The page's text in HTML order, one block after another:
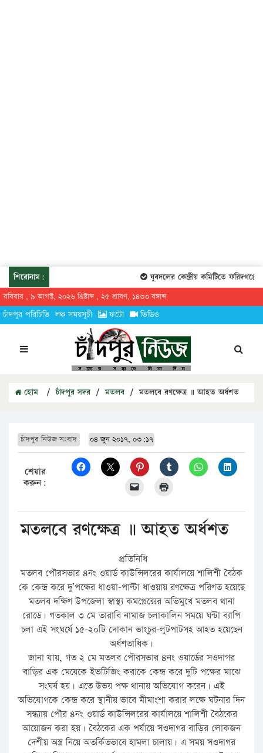
শিরোনাম: যুবদলের কেন্দ্রীয় কমিটিতে ফরিদগঞ্জের
রবিবার , ৯ আগস্ট, ২০২৬ খ্রিষ্টাব্দ , ২৫ শ্রাবণ, ১৪৩৩ বঙ্গাব্দ
চাঁদপুর পরিচিতি লঞ্চ সময়সূচী ফটো ভিডিও
হোম / চাঁদপুর সদর / মতলব / মতলবে রণক্ষেত্র ॥ আহত অর্ধশত
চাঁদপুর নিউজ সংবাদ ০৪ জুন ২০১৭, ০৩:১৭
শেয়ার
করুন:
মতলবে রণক্ষেত্র ॥ আহত অর্ধশত
প্রতিনিধি
মতলব পৌরসভার ৪নং ওয়ার্ড কাউন্সিলরের কার্যালয়ে শালিশী বৈঠক
কে কেন্দ্র করে দু’পক্ষের ধাওয়া-পাল্টা ধাওয়ায় রণক্ষেত্র পরিণত হয়েছে
মতলব দক্ষিণ উপজেলা স্বাস্থ্য কমপ্লেক্সের অভিমুখে মতলব থানা
রোডে। গতকাল ৩ মে তারাবি নামাজ চলাকালিন সময়ে ঘন্টা ব্যাপি
চলা এই সংঘর্ষে ১৫-২০টি দোকান ভাংচুর-লুটপাটসহ আহত হয়েছেন
অর্ধশতাধিক।
জানা যায়, গত ২ মে মতলব পৌরসভার৪নং ওয়ার্ডের সওদাগর
বাড়ির এক মেয়েকে ইভটিজিং করাকে কেন্দ্র করে দুটি পক্ষের মাঝে
সংঘর্ষ হয়। এতে উভয় পক্ষ থানায় অভিযোগ করেন। এই
অভিযোগকে কেন্দ্র করে স্থানীয় ভাবে মীমাংশা করার লক্ষে ঘটনার দিন
সন্ধ্যায় পৌর ৪নং ওয়ার্ড কাউন্সিলরের কার্যালয়ে শালিশী বৈঠকের
আয়োজন করা হয়। বৈঠকের এক পর্যায়ে সওদাগর বাড়ির লোকজন
দেশীয় অস্ত্র নিয়ে অতর্কিতভাবে হামলা চালায়। এ সময় সওদাগর